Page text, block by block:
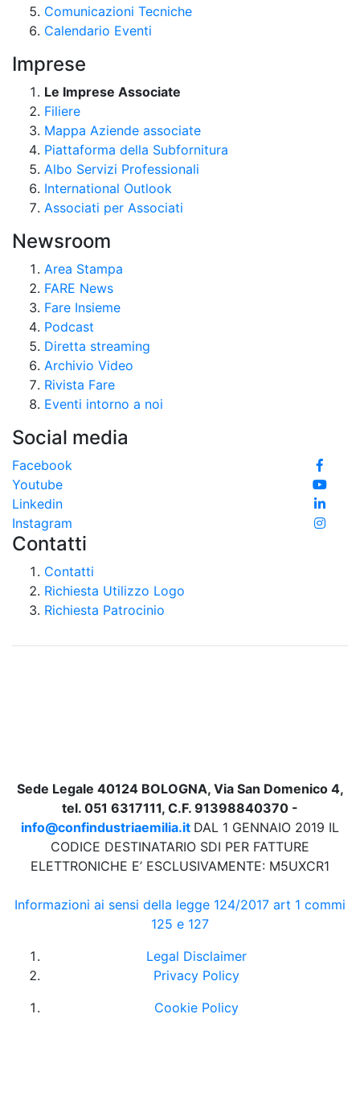
Comunicazioni Tecniche
Calendario Eventi
Imprese
Le Imprese Associate
Filiere
Mappa Aziende associate
Piattaforma della Subfornitura
Albo Servizi Professionali
International Outlook
Associati per Associati
Newsroom
Area Stampa
FARE News
Fare Insieme
Podcast
Diretta streaming
Archivio Video
Rivista Fare
Eventi intorno a noi
Social media
Facebook
Youtube
Linkedin
Instagram
Contatti
Contatti
Richiesta Utilizzo Logo
Richiesta Patrocinio
Sede Legale 40124 BOLOGNA, Via San Domenico 4,
tel. 051 6317111, C.F. 91398840370 -
info@confindustriaemilia.it DAL 1 GENNAIO 2019 IL
CODICE DESTINATARIO SDI PER FATTURE
ELETTRONICHE E’ ESCLUSIVAMENTE: M5UXCR1
Informazioni ai sensi della legge 124/2017 art 1 commi
125 e 127
Legal Disclaimer
Privacy Policy
Cookie Policy